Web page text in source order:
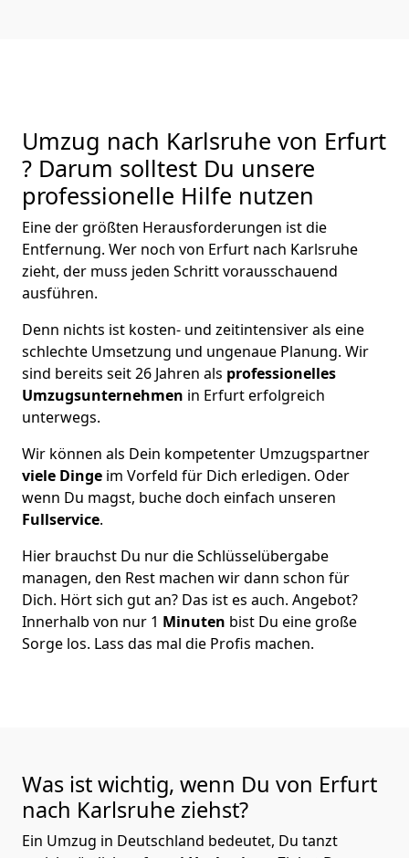
Umzug nach Karlsruhe von Erfurt
? Darum solltest Du unsere
professionelle Hilfe nutzen
Eine der größten Herausforderungen ist die
Entfernung. Wer noch von Erfurt nach Karlsruhe
zieht, der muss jeden Schritt vorausschauend
ausführen.
Denn nichts ist kosten- und zeitintensiver als eine
schlechte Umsetzung und ungenaue Planung. Wir
sind bereits seit 26 Jahren als professionelles
Umzugsunternehmen in Erfurt erfolgreich
unterwegs.
Wir können als Dein kompetenter Umzugspartner
viele Dinge im Vorfeld für Dich erledigen. Oder
wenn Du magst, buche doch einfach unseren
Fullservice.
Hier brauchst Du nur die Schlüsselübergabe
managen, den Rest machen wir dann schon für
Dich. Hört sich gut an? Das ist es auch. Angebot?
Innerhalb von nur 1 Minuten bist Du eine große
Sorge los. Lass das mal die Profis machen.
Was ist wichtig, wenn Du von Erfurt
nach Karlsruhe ziehst?
Ein Umzug in Deutschland bedeutet, Du tanzt